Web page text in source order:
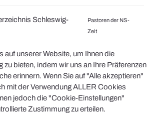
Schleswig-
Pastoren der NS-
Zeit
auf unserer Website, um Ihnen die
zu bieten, indem wir uns an Ihre Präferenzen
erinnern. Wenn Sie auf "Alle akzeptieren"
mit der Verwendung ALLER Cookies
jedoch die "Cookie-Einstellungen"
Zustimmung zu erteilen.